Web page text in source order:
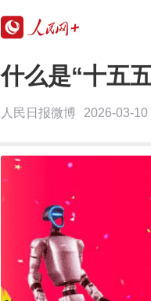
什么是“十五
人民日报微博 2026-03-10